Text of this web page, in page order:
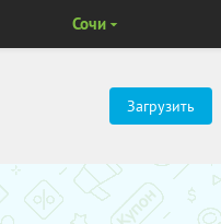
Загрузить
Сочи